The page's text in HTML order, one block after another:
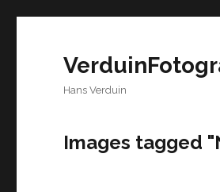
Hans Verduin
Images tagged